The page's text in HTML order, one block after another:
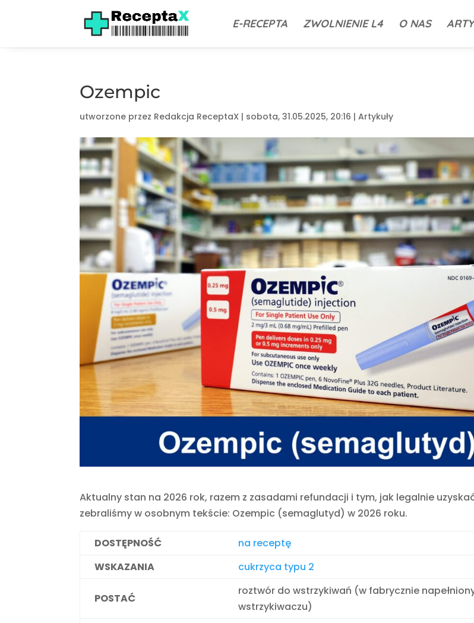
E-RECEPTA ZWOLNIENIE L4 O NAS
Ozempic
utworzone przez Redakcja ReceptaX | sobota, 31.05.2025, 20:16 |Artykuły
Aktualny stan na 2026 rok, razem z zasadami refundacji i tym, jak legalnie
zebraliśmy w osobnym tekście: Ozempic (semaglutyd) w 2026 roku.
DOSTĘPNOŚĆ
na receptę
WSKAZANIA
cukrzyca typu 2
POSTAĆ
roztwór do wstrzykiwań (w fabrycznie
wstrzykiwaczu)